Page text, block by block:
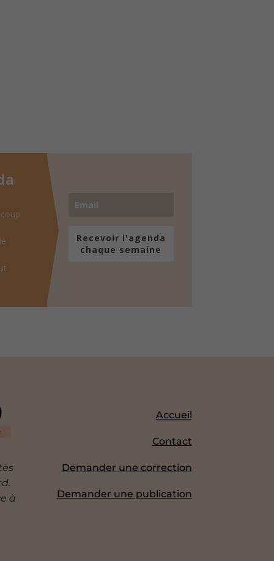
Recevoir l'agenda
chaque semaine
à
Accueil
Contact
Demander une correction
Demander une publication